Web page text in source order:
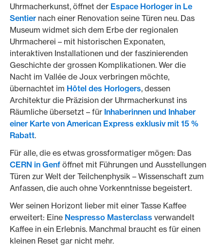
Uhrmacherkunst, öffnet der Espace Horloger in Le
Sentier nach einer Renovation seine Türen neu. Das
Museum widmet sich dem Erbe der regionalen
Uhrmacherei – mit historischen Exponaten,
interaktiven Installationen und der faszinierenden
Geschichte der grossen Komplikationen. Wer die
Nacht im Vallée de Joux verbringen möchte,
übernachtet im Hôtel des Horlogers, dessen
Architektur die Präzision der Uhrmacherkunst ins
Räumliche übersetzt – für Inhaberinnen und Inhaber
einer Karte von American Express exklusiv mit 15 %
Rabatt.
Für alle, die es etwas grossformatiger mögen: Das
CERN in Genf öffnet mit Führungen und Ausstellungen
Türen zur Welt der Teilchenphysik – Wissenschaft zum
Anfassen, die auch ohne Vorkenntnisse begeistert.
Wer seinen Horizont lieber mit einer Tasse Kaffee
erweitert: Eine Nespresso Masterclass verwandelt
Kaffee in ein Erlebnis. Manchmal braucht es für einen
kleinen Reset gar nicht mehr.